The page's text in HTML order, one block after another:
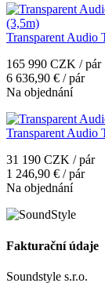
Transparent
165 990 CZK / pár
6 636,90 € / pár
Na objednání
Transparent
31 190 CZK / pár
1 246,90 € / pár
Na objednání
Fakturační údaje
Soundstyle s.r.o.